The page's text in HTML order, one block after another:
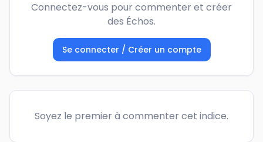
Connectez-vous pour commenter et créer
des Échos.
Se connecter / Créer un compte
Soyez le premier à commenter cet indice.